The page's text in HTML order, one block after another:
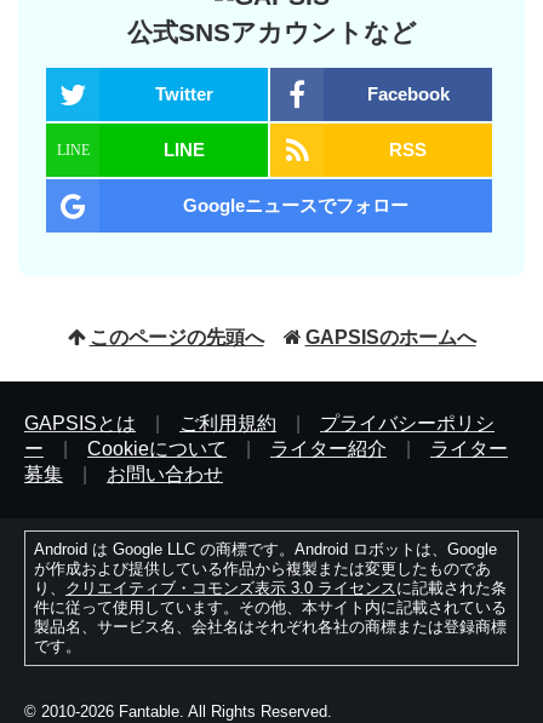
公式SNSアカウントなど
Twitter Facebook
LINE RSS
Googleニュースでフォロー
このページの先頭へ GAPSISのホームへ
GAPSISとは ご利用規約
プライバシーポリシ
ー
Cookieについて ライター紹介
ライター
募集
お問い合わせ
Android は Google LLC の商標です。Android ロボットは、Google
が作成および提供している作品から複製または変更したものであ
り、 クリエイティブ・コモンズ表示 3.0 ライセンスに記載された条
件に従って使用しています。その他、本サイト内に記載されている
製品名、サービス名、会社名はそれぞれ各社の商標または登録商標
です。
© 2010-2026 Fantable. All Rights Reserved.